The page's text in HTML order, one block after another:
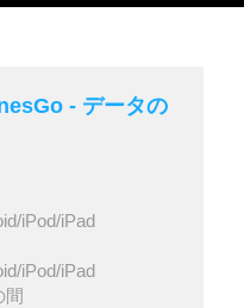
- データの
iPod/iPad
iPod/iPad
間